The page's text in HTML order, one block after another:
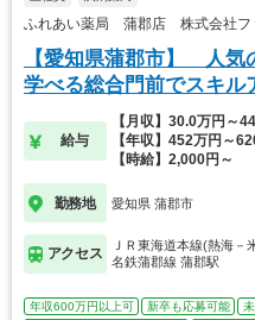
ふれあい薬局 蒲郡店 株式会社フ
【愛知県蒲郡市】 人気
学べる総合門前でスキル
給与
【月収】30.0万円～
【年収】452万円～
【時給】2,000円～
勤務地 愛知県 蒲郡市
アクセス
ＪＲ東海道本線(熱海－
名鉄蒲郡線 蒲郡駅
年収600万円以上可 新卒も応募可能